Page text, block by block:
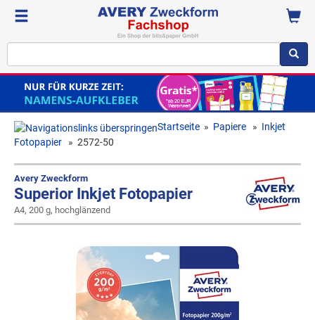
Startseite » Papiere » Inkjet
Fotopapier
» 2572-50
Avery Zweckform
Superior Inkjet Fotopapier
A4, 200 g, hochglänzend